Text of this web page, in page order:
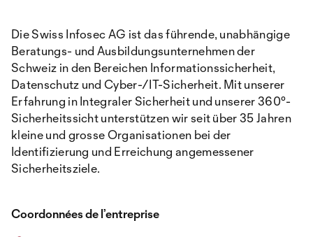
Die Swiss Infosec AG ist das führende, unabhängige
Beratungs- und Ausbildungsunternehmen der
Schweiz in den Bereichen Informationssicherheit,
Datenschutz und Cyber-/IT-Sicherheit. Mit unserer
Erfahrung in Integraler Sicherheit und unserer 360°-
Sicherheitssicht unterstützen wir seit über 35 Jahren
kleine und grosse Organisationen bei der
Identifizierung und Erreichung angemessener
Sicherheitsziele.
Coordonnées de l’entreprise